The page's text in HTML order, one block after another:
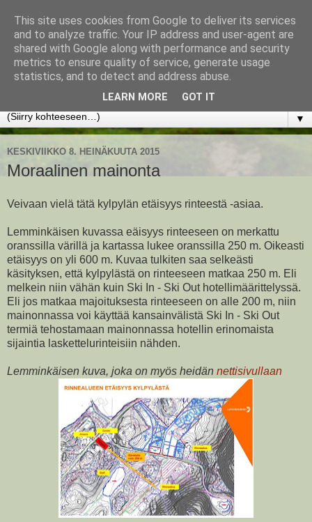
www.jyrkikokko.fi
Uusi Suunta - Jokainen hetki tarjoaa tilaisuuden muuttaa
▼
KESKIVIIKKO 8. HEINÄKUUTA 2015
Moraalinen mainonta
Veivaan vielä tätä kylpylän etäisyys rinteestä -asiaa.
Lemminkäisen kuvassa eäisyys rinteeseen on merkattu
oranssilla värillä ja kartassa lukee oranssilla 250 m. Oikeasti
etäisyys on yli 600 m. Kuvaa tulkiten saa selkeästi
käsityksen, että kylpylästä on rinteeseen matkaa 250 m. Eli
melkein niin vähän kuin Ski In - Ski Out hotellimäärittelyssä.
Eli jos matkaa majoituksesta rinteeseen on alle 200 m, niin
mainonnassa voi käyttää kansainvälistä Ski In - Ski Out
termiä tehostamaan mainonnassa hotellin erinomaista
sijaintia laskettelurinteisiin nähden.
Lemminkäisen kuva, joka on myös heidän nettisivullaan
This site uses cookies from Google to deliver its services
and to analyze traffic. Your IP address and user-agent are
shared with Google along with performance and security
metrics to ensure quality of service, generate usage
statistics, and to detect and address abuse.
LEARN MORE GOT IT